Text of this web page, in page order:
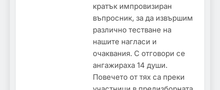
кратък импровизиран
въпросник, за да извършим
различно тестване на
нашите нагласи и
очаквания. С отговори се
ангажираха 14 души.
Повечето от тях са преки